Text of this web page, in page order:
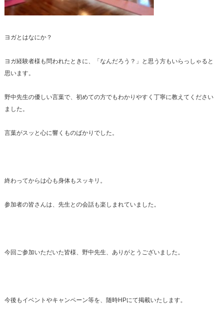
ヨガとはなにか？
ヨガ経験者様も問われたときに、「なんだろう？」と思う方もいらっしゃると
思います。
野中先生の優しい言葉で、初めての方でもわかりやすく丁寧に教えてください
ました。
言葉がスッと心に響くものばかりでした。
終わってからは心も身体もスッキリ。
参加者の皆さんは、先生との会話も楽しまれていました。
今回ご参加いただいた皆様、野中先生、ありがとうございました。
今後もイベントやキャンペーン等を、随時HPにて掲載いたします。